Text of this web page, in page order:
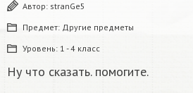
Автор: stranGe5
Предмет: Другие предметы
Уровень: 1 - 4 класс
Ну что сказать. помогите.